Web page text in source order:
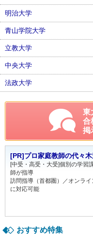
明治大学
青山学院大学
立教大学
中央大学
法政大学
東
合
掲
[PR]プロ家庭教師の代々
[中受・高受・大受]個別の学習
師が指導
訪問指導（首都圏）／オンラ
に対応可能
おすすめ特集